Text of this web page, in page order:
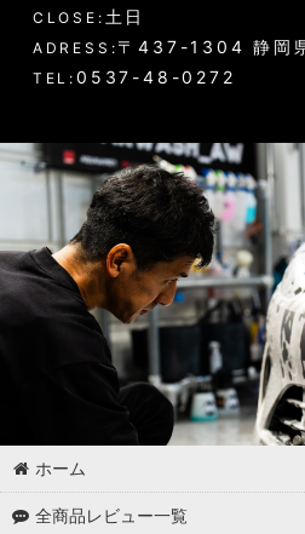
CLOSE: 土日
ADRESS: 〒437-1304 静岡
TEL: 0537-48-0272
ホーム
全商品レビュー一覧